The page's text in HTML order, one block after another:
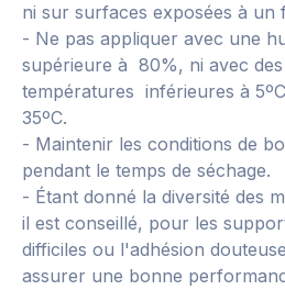
ni sur surfaces exposées à un
- Ne pas appliquer avec une
supérieure à 80%, ni avec des
températures inférieures à
35ºC.
- Maintenir les conditions de
pendant le temps de séchage.
- Étant donné la diversité des
il est conseillé, pour les
difficiles ou l'adhésion
assurer une bonne